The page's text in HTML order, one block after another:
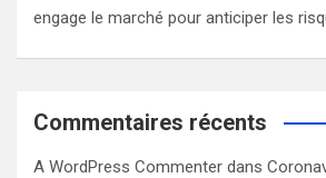
engage le marché pour anticiper les
Commentaires récents
A WordPress Commenter dans